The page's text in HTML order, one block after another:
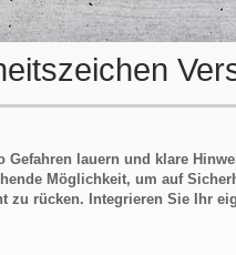
lauern und klare
Möglichkeit, um auf
rücken. Integrieren Sie Ihr